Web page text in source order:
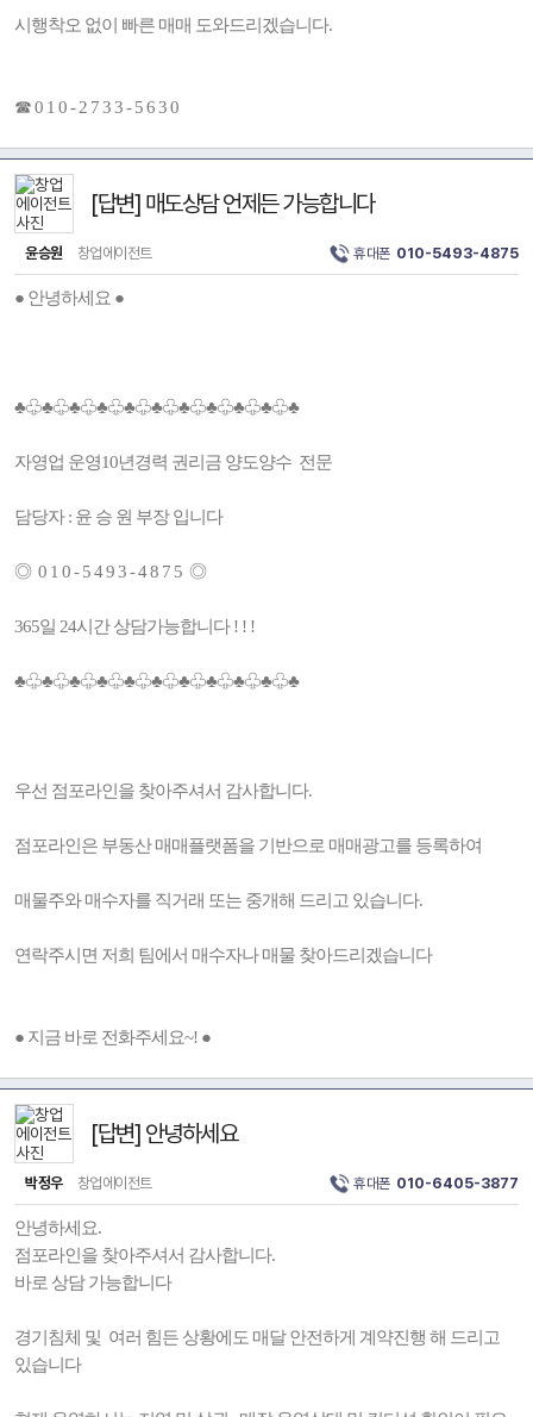
시행착오 없이 빠른 매매 도와드리겠습니다.
☎ 0 1 0 - 2 7 3 3 - 5 6 3 0
[답변] 매도상담 언제든 가능합니다
윤승원 창업에이전트 휴대폰 010-5493-4875
● 안녕하세요 ●
♣♧♣♧♣♧♣♧♣♧♣♧♣♧♣♧♣♧♣♧♣
자영업 운영10년경력 권리금 양도양수 전문
담당자 : 윤 승 원 부장 입니다
◎ 0 1 0 - 5 4 9 3 - 4 8 7 5 ◎
365일 24시간 상담가능합니다 ! ! !
♣♧♣♧♣♧♣♧♣♧♣♧♣♧♣♧♣♧♣♧♣
우선 점포라인을 찾아주셔서 감사합니다.
점포라인은 부동산 매매플랫폼을 기반으로 매매광고를 등록하여
매물주와 매수자를 직거래 또는 중개해 드리고 있습니다.
연락주시면 저희 팀에서 매수자나 매물 찾아드리겠습니다
● 지금 바로 전화주세요~! ●
[답변] 안녕하세요
박정우 창업에이전트 휴대폰 010-6405-3877
안녕하세요.
점포라인을 찾아주셔서 감사합니다.
바로 상담 가능합니다
경기침체 및 여러 힘든 상황에도 매달 안전하게 계약진행 해 드리고
있습니다